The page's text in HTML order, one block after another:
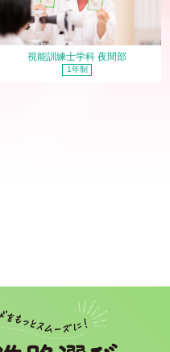
視能訓練士学科 夜間部
1年制